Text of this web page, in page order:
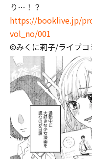
り…！？
https://booklive.jp/
vol_no/001
©みくに莉子/ライブコ